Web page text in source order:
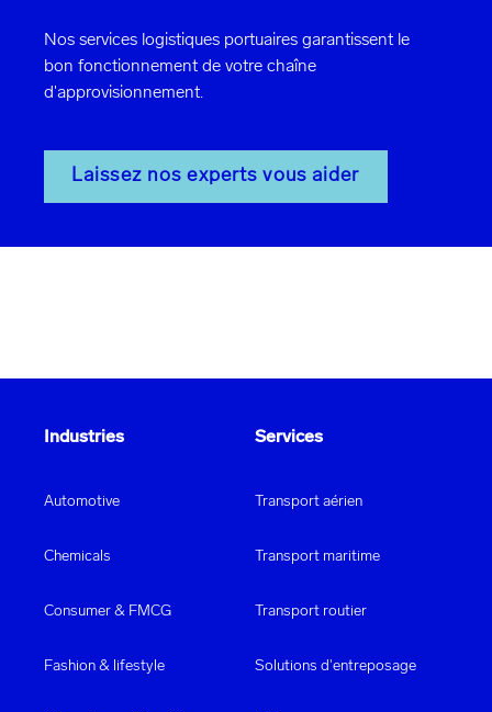
Nos services logistiques portuaires garantissent le
bon fonctionnement de votre chaîne
d'approvisionnement.
Laissez nos experts vous aider
Industries
Automotive
Chemicals
Consumer & FMCG
Fashion & lifestyle
Services
Transport aérien
Transport maritime
Transport routier
Solutions d'entreposage